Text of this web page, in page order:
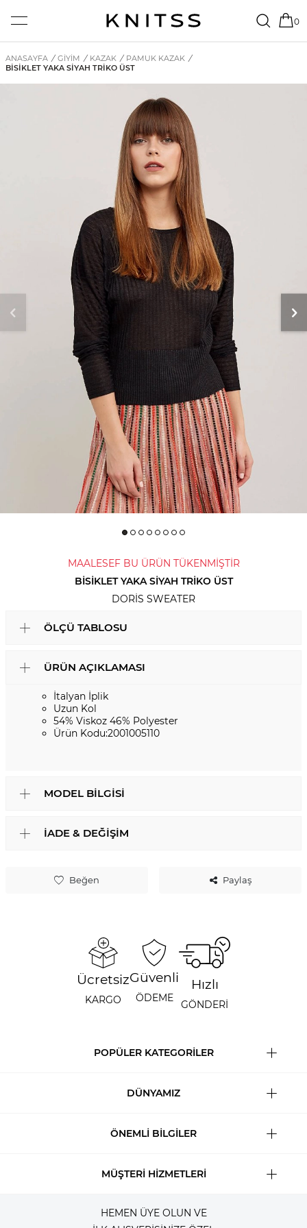
0
ANASAYFA / GİYİM / KAZAK / PAMUK KAZAK /
BISIKLET YAKA SIYAH TRIKO ÜST
MAALESEF BU ÜRÜN TÜKENMİŞTİR
BISIKLET YAKA SIYAH TRIKO ÜST
DORIS SWEATER
Beğen Paylaş
ÖLÇÜ TABLOSU
ÜRÜN AÇIKLAMASI
İtalyan İplik
Uzun Kol
54% Viskoz 46% Polyester
Ürün Kodu:2001005110
MODEL BILGISI
İADE & DEĞIŞIM
Ücretsiz
KARGO
Güvenli
ÖDEME
Hızlı
GÖNDERİ
POPÜLER KATEGORİLER
DÜNYAMIZ
ÖNEMLİ BİLGİLER
MÜŞTERİ HİZMETLERİ
HEMEN ÜYE OLUN VE